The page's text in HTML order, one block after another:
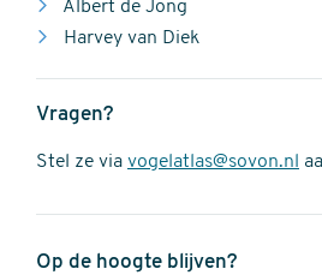
Albert de Jong
Harvey van Diek
Vragen?
Stel ze via vogelatlas@sovon.nl
Op de hoogte blijven?